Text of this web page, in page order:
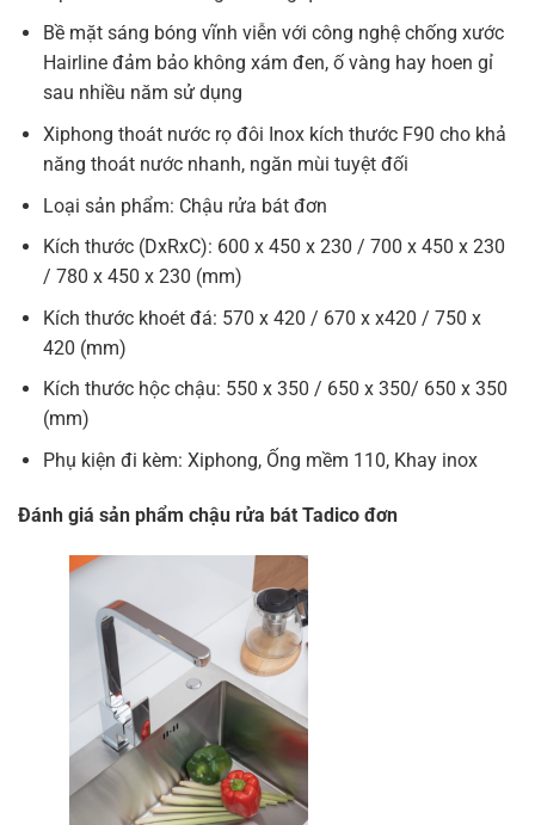
Bề mặt sáng bóng vĩnh viễn với công nghệ chống xước
Hairline đảm bảo không xám đen, ố vàng hay hoen gỉ
sau nhiều năm sử dụng
Xiphong thoát nước rọ đôi Inox kích thước F90 cho khả
năng thoát nước nhanh, ngăn mùi tuyệt đối
Loại sản phẩm: Chậu rửa bát đơn
Kích thước (DxRxC): 600 x 450 x 230 / 700 x 450 x 230
/ 780 x 450 x 230 (mm)
Kích thước khoét đá: 570 x 420 / 670 x x420 / 750 x
420 (mm)
Kích thước hộc chậu: 550 x 350 / 650 x 350/ 650 x 350
(mm)
Phụ kiện đi kèm: Xiphong, Ống mềm 110, Khay inox
Đánh giá sản phẩm chậu rửa bát Tadico đơn